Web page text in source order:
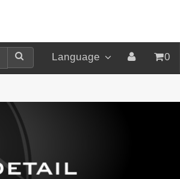
Language 0